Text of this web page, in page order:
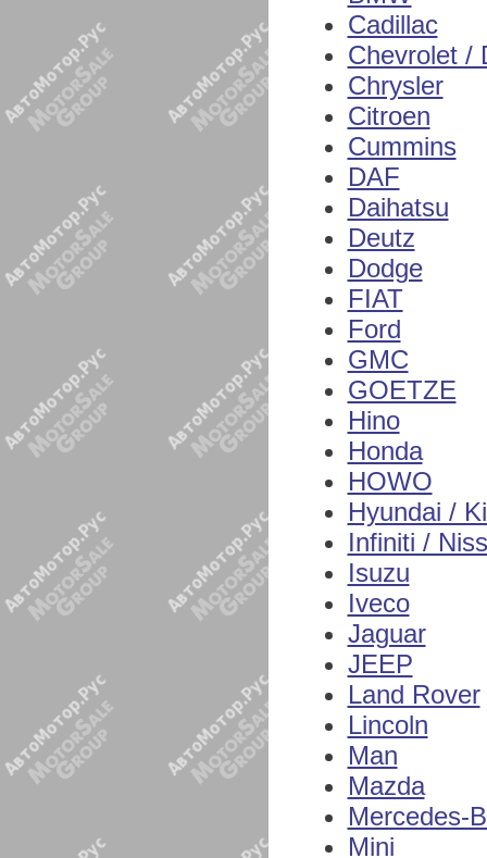
Cadillac
Chevrolet /
Chrysler
Citroen
Cummins
DAF
Daihatsu
Deutz
Dodge
FIAT
Ford
GMC
GOETZE
Hino
Honda
HOWO
Hyundai /
Infiniti /
Isuzu
Iveco
Jaguar
JEEP
Land Rover
Lincoln
Man
Mazda
Mercedes-
Mini